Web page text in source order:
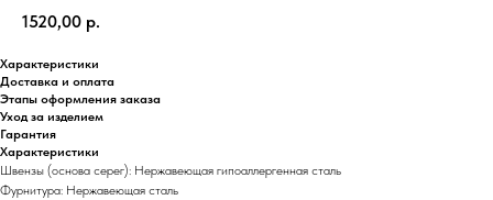
1520,00 р.
Характеристики
Доставка и оплата
Этапы оформления заказа
Уход за изделием
Гарантия
Характеристики
Швензы (основа серег): Нержавеющая гипоаллергенная сталь
Фурнитура: Нержавеющая сталь